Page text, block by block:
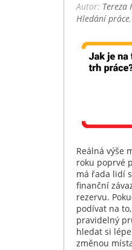
Autor: Tereza
Hledání práce
Reálná výše
roku poprvé
má řada lidí
finanční
rezervu.
podívat na
pravidelný
hledat si
změnou